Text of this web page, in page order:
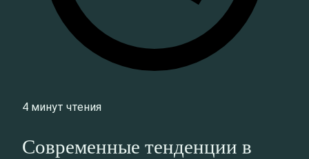
4 минут чтения
Современные тенденции в